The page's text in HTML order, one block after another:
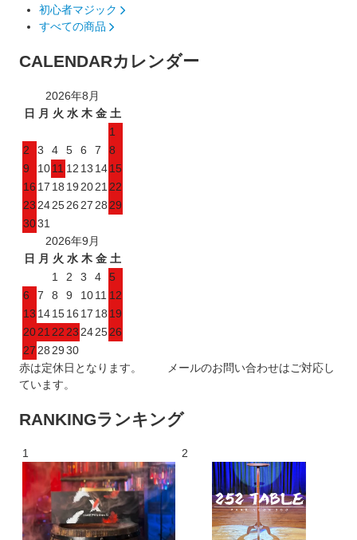
初心者マジック
すべての商品
CALENDARカレンダー
2026年8月
日 月 火 水 木 金 土
1
2
3 4 5 6 7
8
9
1011 12 13 1415
16 17 18 19 2021 22
23 242526 27 28 29
3031
2026年9月
日 月 火 水 木 金 土
1
2 3 4
5
6
7 8 9 1011 12
13 141516 17 18 19
2021 22 23 242526
27 28 2930
赤は定休日となります。 メールのお問い合わせはご対応し
ています。
RANKINGランキング
1 2